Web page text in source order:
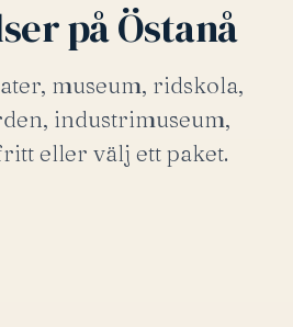
på Östanå
museum, ridskola,
industrimuseum,
eller välj ett paket.